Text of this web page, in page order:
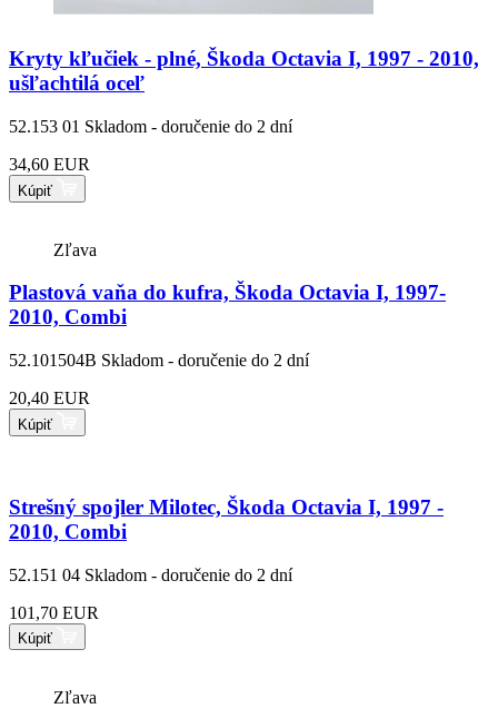
Kryty kľučiek - plné, Škoda Octavia I, 1997 - 2010,
ušľachtilá oceľ
52.153 01 Skladom - doručenie do 2 dní
34,60 EUR
Kúpiť
Zľava
Plastová vaňa do kufra, Škoda Octavia I, 1997-
2010, Combi
52.101504B Skladom - doručenie do 2 dní
20,40 EUR
Kúpiť
Strešný spojler Milotec, Škoda Octavia I, 1997 -
2010, Combi
52.151 04 Skladom - doručenie do 2 dní
101,70 EUR
Kúpiť
Zľava